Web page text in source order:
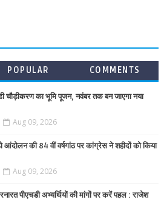
POPULAR COMMENTS
चौड़ीकरण का भूमि पूजन, नवंबर तक बन जाएगा नया
Aug 09, 2026
आंदोलन की 84 वीं वर्षगांठ पर कांग्रेस ने शहीदों को किया
Aug 09, 2026
पीएचडी अभ्यर्थियों की मांगों पर करें पहल : राजेश